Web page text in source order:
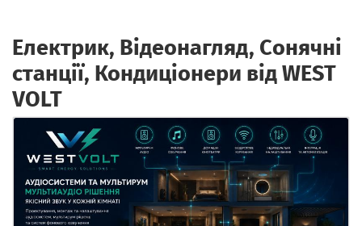
Електрик, Відеонагляд, Сонячні
станції, Кондиціонери від WEST
VOLT